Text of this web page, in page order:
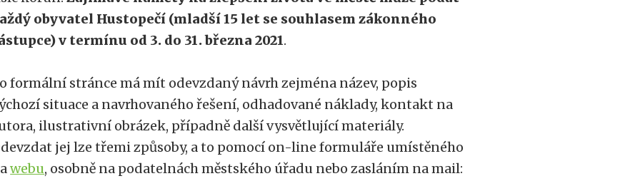
obyvatel Hustopečí (mladší 15 let se souhlasem zákonného
v termínu od 3. do 31. března 2021.
formální stránce má mít odevzdaný návrh zejména název, popis
situace a navrhovaného řešení, odhadované náklady, kontakt na
ilustrativní obrázek, případně další vysvětlující materiály.
jej lze třemi způsoby, a to pomocí on-line formuláře umístěného
webu, osobně na podatelnách městského úřadu nebo zasláním na mail: